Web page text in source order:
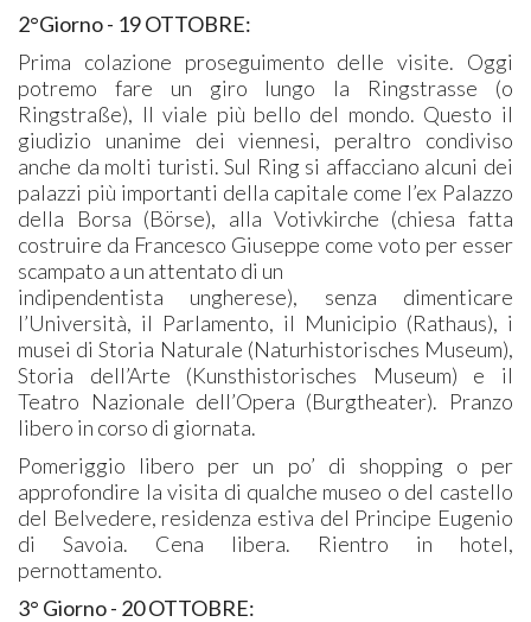
2°Giorno - 19 OTTOBRE:
Prima colazione proseguimento delle visite. Oggi
potremo fare un giro lungo la Ringstrasse (o
Ringstraße), Il viale più bello del mondo. Questo il
giudizio unanime dei viennesi, peraltro condiviso
anche da molti turisti. Sul Ring si affacciano alcuni dei
palazzi più importanti della capitale come l’ex Palazzo
della Borsa (Börse), alla Votivkirche (chiesa fatta
costruire da Francesco Giuseppe come voto per esser
scampato a un attentato di un
indipendentista ungherese), senza dimenticare
l’Università, il Parlamento, il Municipio (Rathaus), i
musei di Storia Naturale (Naturhistorisches Museum),
Storia dell’Arte (Kunsthistorisches Museum) e il
Teatro Nazionale dell’Opera (Burgtheater). Pranzo
libero in corso di giornata.
Pomeriggio libero per un po’ di shopping o per
approfondire la visita di qualche museo o del castello
del Belvedere, residenza estiva del Principe Eugenio
di Savoia. Cena libera. Rientro in hotel,
pernottamento.
3° Giorno - 20 OTTOBRE: